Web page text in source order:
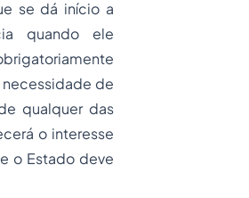
se dá início a
quando ele
de
qualquer das
o interesse
o Estado deve